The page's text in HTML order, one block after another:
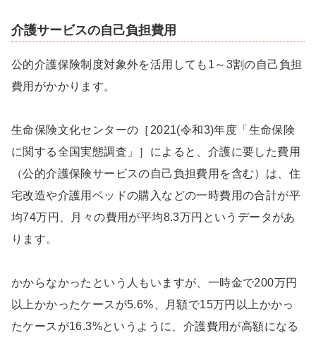
介護サービスの自己負担費用
公的介護保険制度対象外を活用しても1～3割の自己負担
費用がかかります。
生命保険文化センターの［2021(令和3)年度「生命保険
に関する全国実態調査」］によると、介護に要した費用
（公的介護保険サービスの自己負担費用を含む）は、住
宅改造や介護用ベッドの購入などの一時費用の合計が平
均74万円、月々の費用が平均8.3万円というデータがあ
ります。
かからなかったという人もいますが、一時金で200万円
以上かかったケースが5.6%、月額で15万円以上かかっ
たケースが16.3%というように、介護費用が高額になる